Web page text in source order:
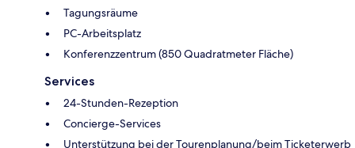
Tagungsräume
PC-Arbeitsplatz
Konferenzzentrum (850 Quadratmeter Fläche)
Services
24-Stunden-Rezeption
Concierge-Services
Unterstützung bei der Tourenplanung/beim Ticketerwerb